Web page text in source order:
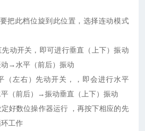
把此档位旋到此位置，选择连动模式
动开关，即可进行垂直（上下）振动
→水平（前后）振动
左右）先动开关，，即会进行水平
平（前后）→振动垂直（上下）振动
好数位操作器运行 ，再按下相应的先
工作